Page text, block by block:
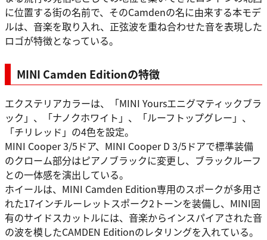
に位置する街の名前で、そのCamdenの名に由来する本モデ
ルは、音楽を取り入れ、正弦波を重ね合わせた音を表現した
ロゴが特徴となっている。
MINI Camden Editionの特徴
エクステリアカラーは、「MINI Yoursエニグマティックブラ
ック」、「ナノクホワイト」、「ルーフトップグレー」、
「チリレッド」の4色を設定。
MINI Cooper 3/5ドア、MINI Cooper D 3/5ドアで標準装備
のクローム部分はピアノブラックに変更し、ブラックルーフ
との一体感を演出している。
ホイールは、MINI Camden Edition専用のスポークが多用さ
れた17インチルーレットスポーク2トーンを装備し、MINI固
有のサイドスカットルには、音楽からインスパイアされた音
の波を模したCAMDEN Editionのレタリングを入れている。